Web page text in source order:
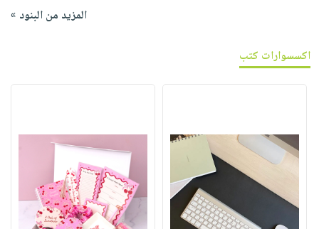
المزيد من البنود »
اكسسوارات كتب